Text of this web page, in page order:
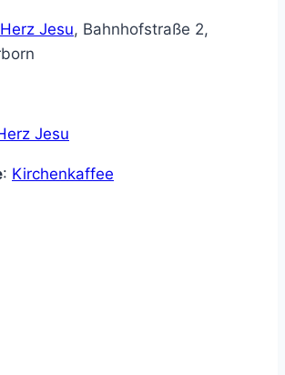
Jesu, Bahnhofstraße 2,
Jesu
: Kirchenkaffee